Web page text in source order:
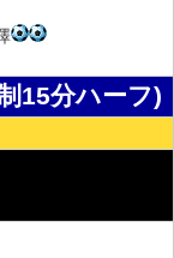
15分ハーフ)